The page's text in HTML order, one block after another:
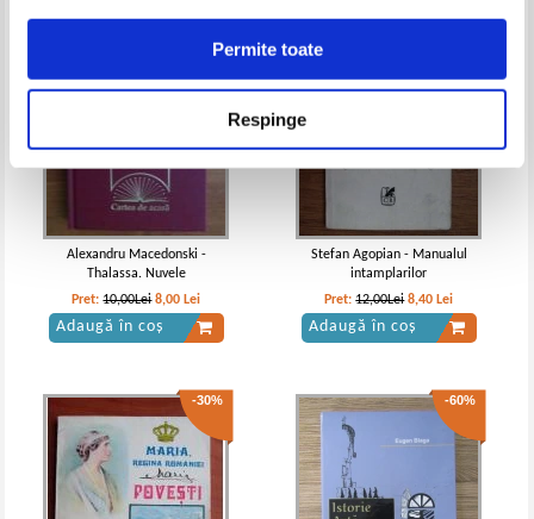
Permite toate
Respinge
Alexandru Macedonski -
Thalassa. Nuvele
Pret:10,00Lei 8,00 Lei
Adaugă în coș
Stefan Agopian - Manualul
intamplarilor
Pret:12,00Lei 8,40 Lei
Adaugă în coș
-30% -60%